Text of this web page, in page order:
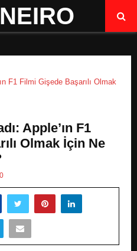
F1 Filmi Gişede Başarılı Olmak
Apple’ın F1
Olmak İçin Ne
0